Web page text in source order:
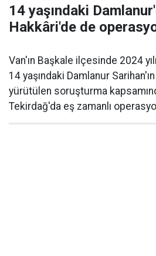
14 yaşındaki
Hakkâri'de de
Van'ın Başkale ilçesinde 2024
14 yaşındaki Damlanur
yürütülen soruşturma
Tekirdağ'da eş zamanlı